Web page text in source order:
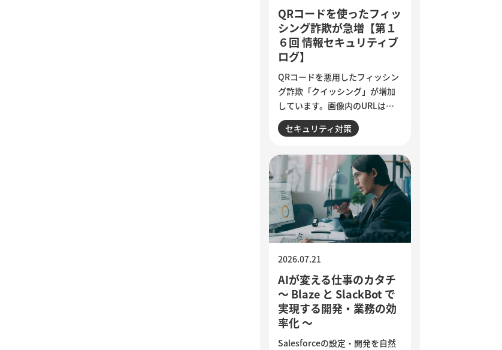
QRコードを使ったフィッ
シング詐欺が急増【第１
６回 情報セキュリティブ
ログ】
QRコードを悪用したフィッシン
グ詐欺「クイッシング」が増加
しています。画像内のURLはメ
ールフィルターで検知されにく
く、スマートフォンを経由して
です。セキュリティ意識が高い
人ほど狙われる巧妙な手口と、
被害を防ぐために実践したい3つ
の確認ポイントをご紹介しま
す。
セキュリティ対策
AIが変える仕事のカタチ
～ Blaze と SlackBot で
実現する開発・業務の効
率化 ～
2026.07.21
Salesforceの設定・開発を自然